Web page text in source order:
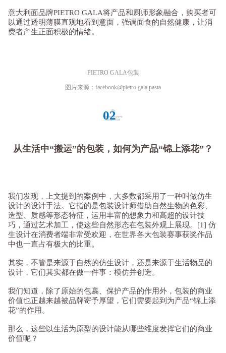
意大利面品牌PIETRO GALA将产品和厨师形象融合，购买者可
以通过透明薄膜直观地看到意面，强调面食的自然健康，让消
费者产生正面积极的情绪。
PIETRO GALA包装
图片来源：facebook@pietro.gala.pasta
02
从生活中“搬运”的包装，如何为产品“锦上添花”？
我们发现，上文提到的案例中，大多数都采用了一种叫做仿生
设计的设计手法。它指的是包装设计师借助自然生物的色彩、
造型、质感等形态特征，运用丰富的想象力和高超的设计技
巧，通过艺术加工，使这些自然形态在包装外观上展现。[1] 仿
生设计在消费者端非常受欢迎，在世界各大包装赛事获奖作品
中也一直占有极大的比重。
其实，不管是来源于自然的仿生设计，还是来源于生活物品的
设计，它们其实都在做一件事：模仿并创造。
我们知道，除了原始的包裹、保护产品的作用外，包装的商业
价值也正越来越被品牌寄予厚望，它们需要起到为产品“锦上添
花”的作用。
那么，这些以生活为原型的设计能从哪些维度发挥它们的商业
价值呢？